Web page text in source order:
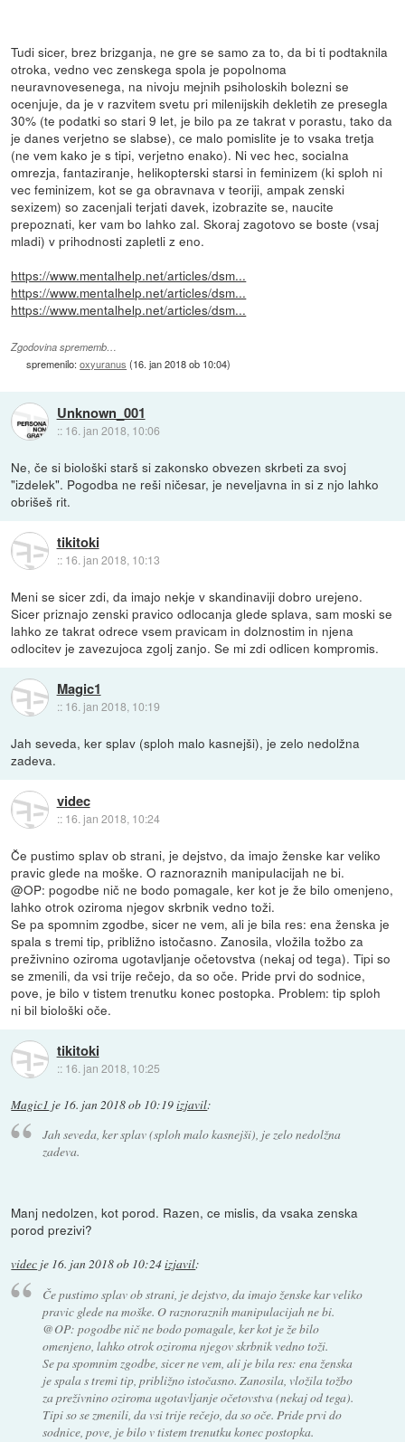
Tudi sicer, brez brizganja, ne gre se samo za to, da bi ti podtaknila
otroka, vedno vec zenskega spola je popolnoma
neuravnovesenega, na nivoju mejnih psiholoskih bolezni se
ocenjuje, da je v razvitem svetu pri milenijskih dekletih ze presegla
30% (te podatki so stari 9 let, je bilo pa ze takrat v porastu, tako da
je danes verjetno se slabse), ce malo pomislite je to vsaka tretja
(ne vem kako je s tipi, verjetno enako). Ni vec hec, socialna
omrezja, fantaziranje, helikopterski starsi in feminizem (ki sploh ni
vec feminizem, kot se ga obravnava v teoriji, ampak zenski
sexizem) so zacenjali terjati davek, izobrazite se, naucite
prepoznati, ker vam bo lahko zal. Skoraj zagotovo se boste (vsaj
mladi) v prihodnosti zapletli z eno.
https://www.mentalhelp.net/articles/dsm...
https://www.mentalhelp.net/articles/dsm...
https://www.mentalhelp.net/articles/dsm...
Zgodovina sprememb…
spremenilo:oxyuranus (16. jan 2018 ob 10:04)
Unknown_001
:: 16. jan 2018, 10:06
Ne, če si biološki starš si zakonsko obvezen skrbeti za svoj
"izdelek". Pogodba ne reši ničesar, je neveljavna in si z njo lahko
obrišeš rit.
tikitoki
:: 16. jan 2018, 10:13
Meni se sicer zdi, da imajo nekje v skandinaviji dobro urejeno.
Sicer priznajo zenski pravico odlocanja glede splava, sam moski se
lahko ze takrat odrece vsem pravicam in dolznostim in njena
odlocitev je zavezujoca zgolj zanjo. Se mi zdi odlicen kompromis.
Magic1
:: 16. jan 2018, 10:19
Jah seveda, ker splav (sploh malo kasnejši), je zelo nedolžna
zadeva.
videc
:: 16. jan 2018, 10:24
Če pustimo splav ob strani, je dejstvo, da imajo ženske kar veliko
pravic glede na moške. O raznoraznih manipulacijah ne bi.
@OP: pogodbe nič ne bodo pomagale, ker kot je že bilo omenjeno,
lahko otrok oziroma njegov skrbnik vedno toži.
Se pa spomnim zgodbe, sicer ne vem, ali je bila res: ena ženska je
spala s tremi tip, približno istočasno. Zanosila, vložila tožbo za
preživnino oziroma ugotavljanje očetovstva (nekaj od tega). Tipi so
se zmenili, da vsi trije rečejo, da so oče. Pride prvi do sodnice,
pove, je bilo v tistem trenutku konec postopka. Problem: tip sploh
ni bil biološki oče.
tikitoki
:: 16. jan 2018, 10:25
Magic1 je 16. jan 2018 ob 10:19izjavil:
Jah seveda, ker splav (sploh malo kasnejši), je zelo nedolžna
zadeva.
Manj nedolzen, kot porod. Razen, ce mislis, da vsaka zenska
porod prezivi?
videc je 16. jan 2018 ob 10:24izjavil:
Če pustimo splav ob strani, je dejstvo, da imajo ženske kar veliko
pravic glede na moške. O raznoraznih manipulacijah ne bi.
@OP: pogodbe nič ne bodo pomagale, ker kot je že bilo
omenjeno, lahko otrok oziroma njegov skrbnik vedno toži.
Se pa spomnim zgodbe, sicer ne vem, ali je bila res: ena ženska
je spala s tremi tip, približno istočasno. Zanosila, vložila tožbo
za preživnino oziroma ugotavljanje očetovstva (nekaj od tega).
Tipi so se zmenili, da vsi trije rečejo, da so oče. Pride prvi do
sodnice, pove, je bilo v tistem trenutku konec postopka.